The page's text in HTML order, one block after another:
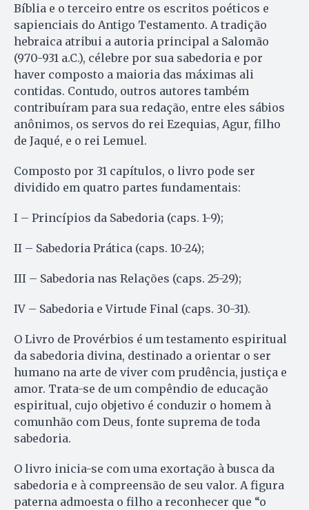
Bíblia e o terceiro entre os escritos poéticos e
sapienciais do Antigo Testamento. A tradição
hebraica atribui a autoria principal a Salomão
(970-931 a.C.), célebre por sua sabedoria e por
haver composto a maioria das máximas ali
contidas. Contudo, outros autores também
contribuíram para sua redação, entre eles sábios
anônimos, os servos do rei Ezequias, Agur, filho
de Jaqué, e o rei Lemuel.
Composto por 31 capítulos, o livro pode ser
dividido em quatro partes fundamentais:
I – Princípios da Sabedoria (caps. 1-9);
II – Sabedoria Prática (caps. 10-24);
III – Sabedoria nas Relações (caps. 25-29);
IV – Sabedoria e Virtude Final (caps. 30-31).
O Livro de Provérbios é um testamento espiritual
da sabedoria divina, destinado a orientar o ser
humano na arte de viver com prudência, justiça e
amor. Trata-se de um compêndio de educação
espiritual, cujo objetivo é conduzir o homem à
comunhão com Deus, fonte suprema de toda
sabedoria.
O livro inicia-se com uma exortação à busca da
sabedoria e à compreensão de seu valor. A figura
paterna admoesta o filho a reconhecer que “o